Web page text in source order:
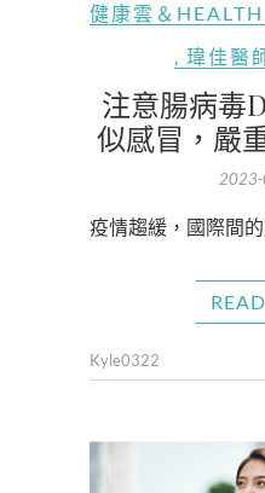
健康雲＆HEALTH
, 瑋佳醫
注意腸病毒
似感冒，嚴
疫情趨緩，國際間
Kyle0322